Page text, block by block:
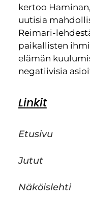
kertoo
uutisia
Reimari-
paikallisten
elämän
negatiivisia
Linkit
Etusivu
Jutut
Näköislehti